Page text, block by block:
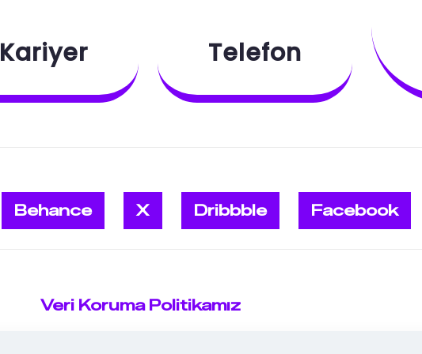
Kariyer Telefon
Behance X Dribbble Facebook
Veri Koruma Politikamız